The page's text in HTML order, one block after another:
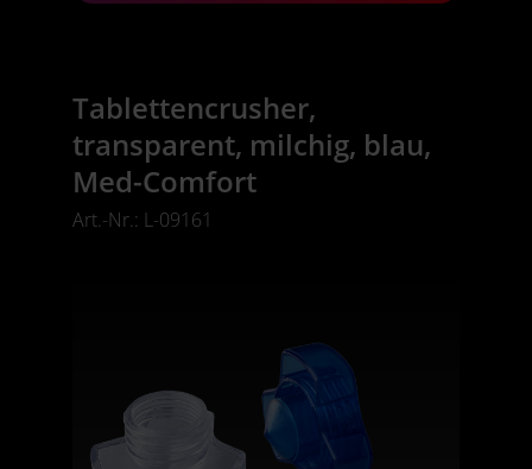
Tablettencrusher,
transparent, milchig, blau,
Med-Comfort
Art.-Nr.: L-09161